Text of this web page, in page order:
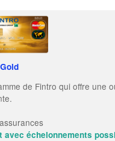
de Fintro qui offre une
avec échelonnements